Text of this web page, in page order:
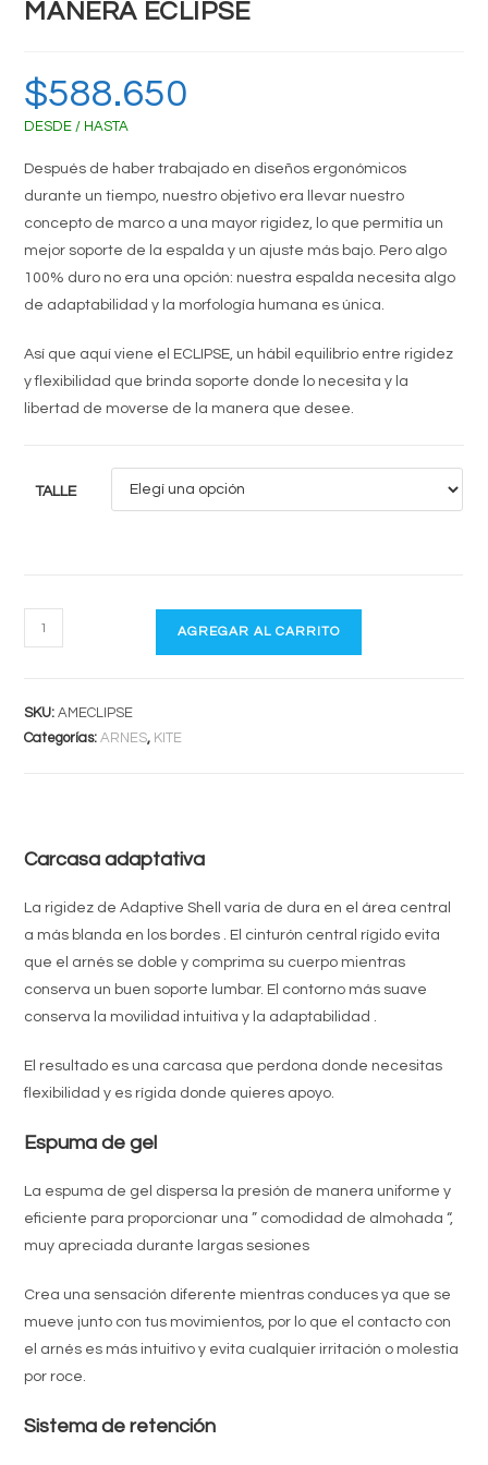
MANERA ECLIPSE
$588.650
DESDE / HASTA
Después de haber trabajado en diseños ergonómicos
durante un tiempo, nuestro objetivo era llevar nuestro
concepto de marco a una mayor rigidez, lo que permitía un
mejor soporte de la espalda y un ajuste más bajo. Pero algo
100% duro no era una opción: nuestra espalda necesita algo
de adaptabilidad y la morfología humana es única.
Así que aquí viene el ECLIPSE, un hábil equilibrio entre rigidez
y flexibilidad que brinda soporte donde lo necesita y la
libertad de moverse de la manera que desee.
TALLE
MANERA
ECLIPSE
AGREGAR AL CARRITO
SKU:AMECLIPSE
Categorías:ARNES, KITE
Carcasa adaptativa
La rigidez de Adaptive Shell varía de dura en el área central
a más blanda en los bordes . El cinturón central rígido evita
que el arnés se doble y comprima su cuerpo mientras
conserva un buen soporte lumbar. El contorno más suave
conserva la movilidad intuitiva y la adaptabilidad .
El resultado es una carcasa que perdona donde necesitas
flexibilidad y es rígida donde quieres apoyo.
Espuma de gel
La espuma de gel dispersa la presión de manera uniforme y
eficiente para proporcionar una ” comodidad de almohada “,
muy apreciada durante largas sesiones
Crea una sensación diferente mientras conduces ya que se
mueve junto con tus movimientos, por lo que el contacto con
el arnés es más intuitivo y evita cualquier irritación o molestia
por roce.
Sistema de retención